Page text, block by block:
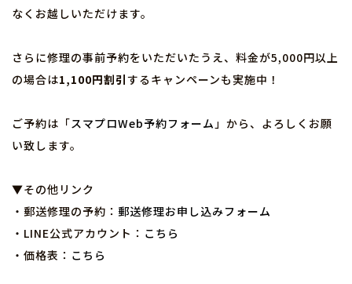
なくお越しいただけます。
さらに修理の事前予約をいただいたうえ、料金が5,000円以上
の場合は1,100円割引するキャンペーンも実施中！
ご予約は「スマプロWeb予約フォーム」から、よろしくお願
い致します。
▼その他リンク
・郵送修理の予約： 郵送修理お申し込みフォーム
・LINE公式アカウント： こちら
・価格表： こちら